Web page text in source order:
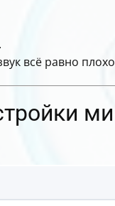
всё равно